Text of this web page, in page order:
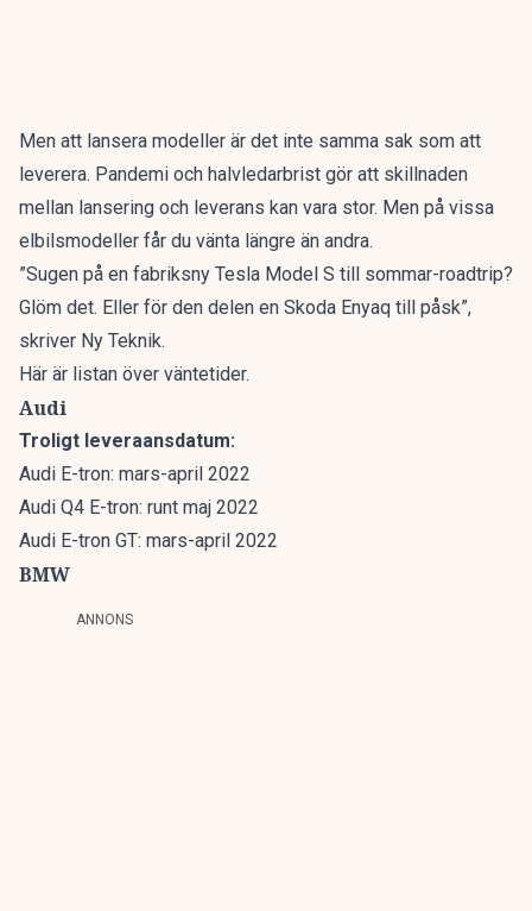
Men att lansera modeller är det inte samma sak som att
leverera. Pandemi och halvledarbrist gör att skillnaden
mellan lansering och leverans kan vara stor. Men på vissa
elbilsmodeller får du vänta längre än andra.
”Sugen på en fabriksny Tesla Model S till sommar-roadtrip?
Glöm det. Eller för den delen en Skoda Enyaq till påsk”,
skriver Ny Teknik.
Här är listan över väntetider.
Audi
Troligt leveraansdatum:
Audi E-tron: mars-april 2022
Audi Q4 E-tron: runt maj 2022
Audi E-tron GT: mars-april 2022
BMW
ANNONS